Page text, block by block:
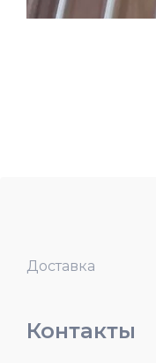
Доставка
Контакты